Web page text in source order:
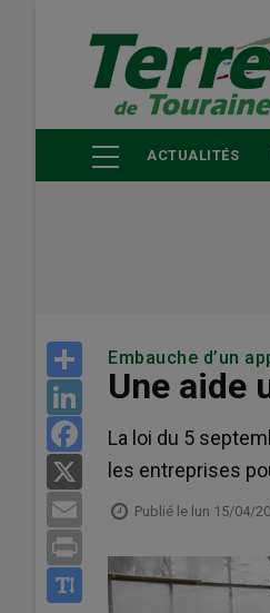
principal
ACTUALITÉS
Share
LinkedIn
Facebook
Email
Embauche d’un
Une aide
La loi du 5
les entreprises
Publié le lun 15/04/